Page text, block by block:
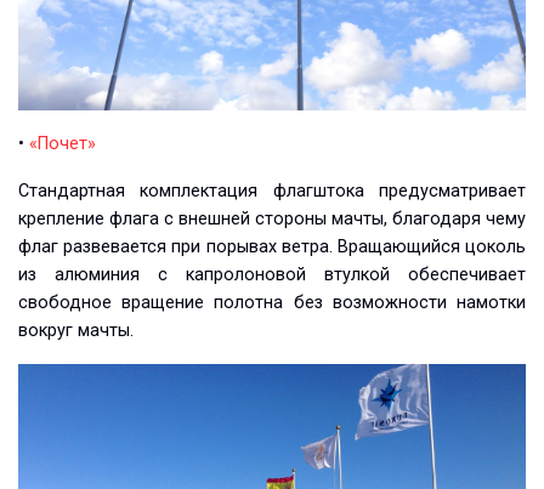
• «Почет»
Стандартная комплектация флагштока предусматривает
крепление флага с внешней стороны мачты, благодаря чему
флаг развевается при порывах ветра. Вращающийся цоколь
из алюминия с капролоновой втулкой обеспечивает
свободное вращение полотна без возможности намотки
вокруг мачты.